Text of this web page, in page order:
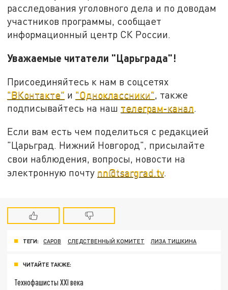
расследования уголовного дела и по доводам
участников программы, сообщает
информационный центр СК России.
Уважаемые читатели "Царьграда"!
Присоединяйтесь к нам в соцсетях
"ВКонтакте" и "Одноклассники" , также
подписывайтесь на наш телеграм-канал
Если вам есть чем поделиться с редакцией
"Царьград. Нижний Новгород", присылайте
свои наблюдения, вопросы, новости на
электронную почту nn@tsargrad.tv.
ТЕГИ: САРОВ СЛЕДСТВЕННЫЙ КОМИТЕТ ЛИЗА ТИШКИНА
ЧИТАЙТЕ ТАКЖЕ:
Технофашисты XXI века